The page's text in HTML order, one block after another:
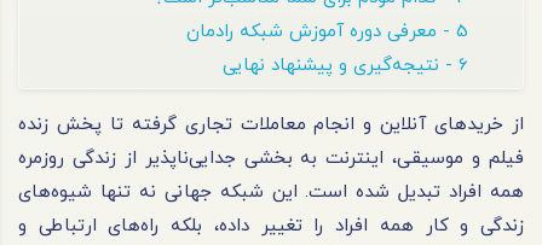
از خریدهای آنلاین و انجام معاملات تجاری گرفته تا پخش زنده
فیلم و موسیقی، اینترنت به بخشی جدایی‌ناپذیر از زندگی روزمره
همه افراد تبدیل شده است. این شبکه جهانی نه تنها شیوه‌های
زندگی و کار همه افراد را تغییر داده، بلکه راه‌های ارتباطی و